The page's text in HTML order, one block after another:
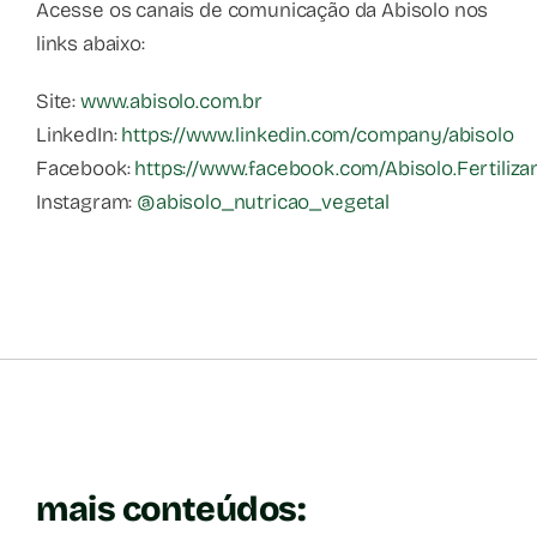
Acesse os canais de comunicação da Abisolo nos
links abaixo:
Site:www.abisolo.com.br
LinkedIn:https://www.linkedin.com/company/abisolo
Facebook:https://www.facebook.com/
Instagram: @abisolo_nutricao_vegetal
mais conteúdos: